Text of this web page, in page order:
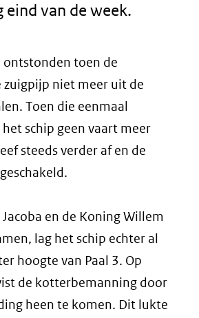
eind van de week.
ontstonden toen de
zuigpijp niet meer uit de
Toen die eenmaal
schip geen vaart meer
steeds verder af en de
en de Koning Willem
lag het schip echter al
hoogte van Paal 3. Op
de kotterbemanning door
heen te komen. Dit lukte